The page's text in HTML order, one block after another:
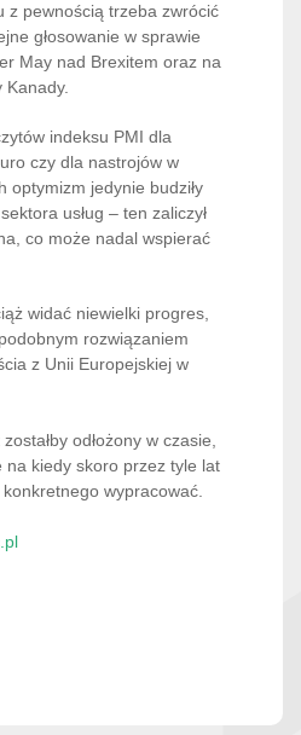
z pewnością trzeba zwrócić
głosowanie w sprawie
May nad Brexitem oraz na
indeksu PMI dla
czy dla nastrojów w
optymizm jedynie budziły
usług – ten zaliczył
co może nadal wspierać
widać niewielki progres,
rozwiązaniem
z Unii Europejskiej w
odłożony w czasie,
na kiedy skoro przez tyle lat
wypracować.